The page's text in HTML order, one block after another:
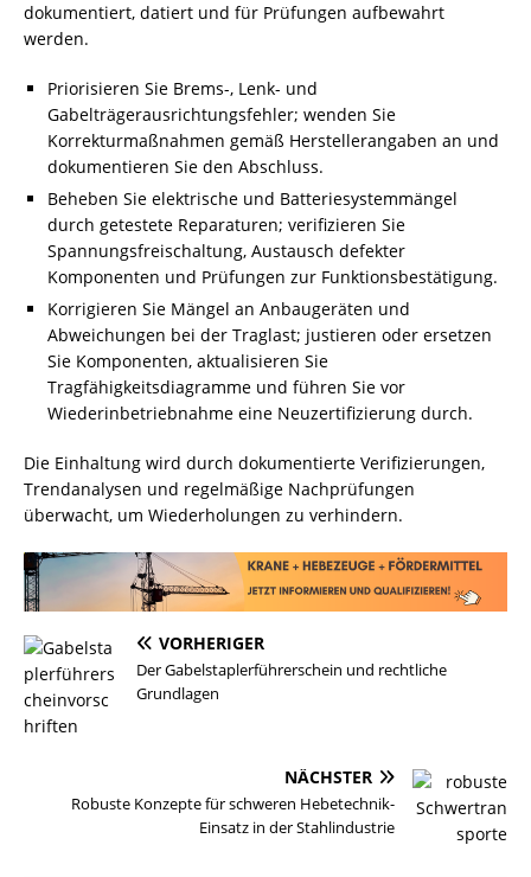
dokumentiert, datiert und für Prüfungen aufbewahrt
werden.
Priorisieren Sie Brems-, Lenk- und
Gabelträgerausrichtungsfehler; wenden Sie
Korrekturmaßnahmen gemäß Herstellerangaben an und
dokumentieren Sie den Abschluss.
Beheben Sie elektrische und Batteriesystemmängel
durch getestete Reparaturen; verifizieren Sie
Spannungsfreischaltung, Austausch defekter
Komponenten und Prüfungen zur Funktionsbestätigung.
Korrigieren Sie Mängel an Anbaugeräten und
Abweichungen bei der Traglast; justieren oder ersetzen
Sie Komponenten, aktualisieren Sie
Tragfähigkeitsdiagramme und führen Sie vor
Wiederinbetriebnahme eine Neuzertifizierung durch.
Die Einhaltung wird durch dokumentierte Verifizierungen,
Trendanalysen und regelmäßige Nachprüfungen
überwacht, um Wiederholungen zu verhindern.
VORHERIGER
Der Gabelstaplerführerschein und rechtliche
Grundlagen
NÄCHSTER
Robuste Konzepte für schweren Hebetechnik-
Einsatz in der Stahlindustrie